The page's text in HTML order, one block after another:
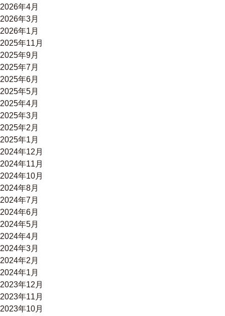
2026年4月
2026年3月
2026年1月
2025年11月
2025年9月
2025年7月
2025年6月
2025年5月
2025年4月
2025年3月
2025年2月
2025年1月
2024年12月
2024年11月
2024年10月
2024年8月
2024年7月
2024年6月
2024年5月
2024年4月
2024年3月
2024年2月
2024年1月
2023年12月
2023年11月
2023年10月